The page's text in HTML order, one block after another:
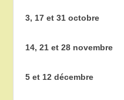
3, 17 et 31 octobre
14, 21 et 28 novembre
5 et 12 décembre